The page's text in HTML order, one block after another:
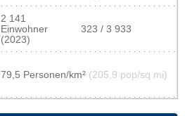
2 141
Einwohner
(2023)
323 / 3 933
79,5 Personen/km² (205,9 pop/sq mi)